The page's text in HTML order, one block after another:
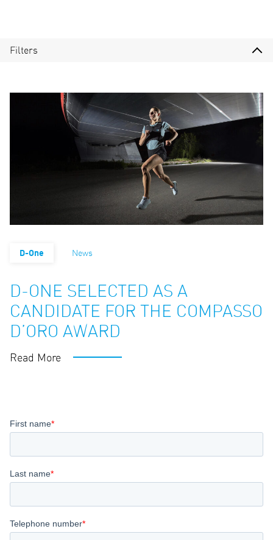
Filters
D-One News
D-ONE SELECTED AS A
CANDIDATE FOR THE COMPASSO
D’ORO AWARD
Read More